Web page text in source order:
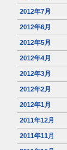
2012年7月
2012年6月
2012年5月
2012年4月
2012年3月
2012年2月
2012年1月
2011年12月
2011年11月